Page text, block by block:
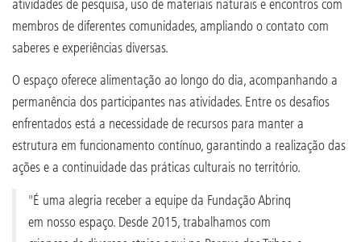
atividades de pesquisa, uso de materiais naturais e encontros com
membros de diferentes comunidades, ampliando o contato com
saberes e experiências diversas.
O espaço oferece alimentação ao longo do dia, acompanhando a
permanência dos participantes nas atividades. Entre os desafios
enfrentados está a necessidade de recursos para manter a
estrutura em funcionamento contínuo, garantindo a realização das
ações e a continuidade das práticas culturais no território.
"É uma alegria receber a equipe da Fundação Abrinq
em nosso espaço. Desde 2015, trabalhamos com